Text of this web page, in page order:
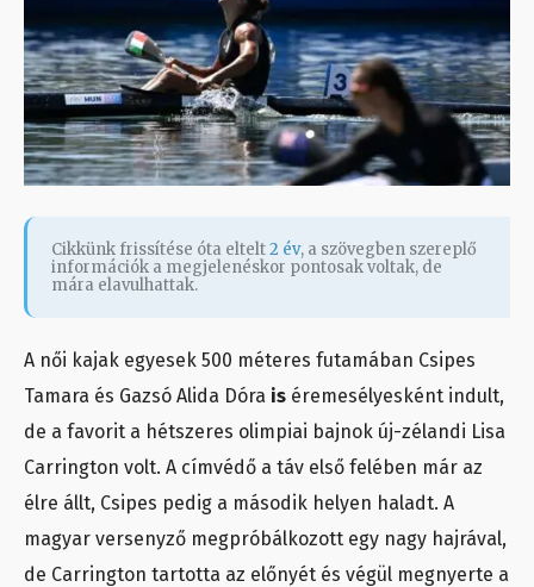
Cikkünk frissítése óta eltelt2 év, a szövegben szereplő
információk a megjelenéskor pontosak voltak, de
mára elavulhattak.
A női kajak egyesek 500 méteres futamában Csipes
Tamara és Gazsó Alida Dóra is éremesélyesként indult,
de a favorit a hétszeres olimpiai bajnok új-zélandi Lisa
Carrington volt. A címvédő a táv első felében már az
élre állt, Csipes pedig a második helyen haladt. A
magyar versenyző megpróbálkozott egy nagy hajrával,
de Carrington tartotta az előnyét és végül megnyerte a